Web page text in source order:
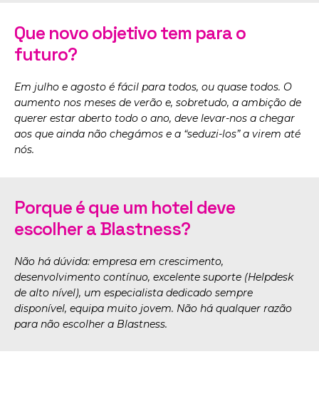
Que novo objetivo tem para o
futuro?
Em julho e agosto é fácil para todos, ou quase todos. O
aumento nos meses de verão e, sobretudo, a ambição de
querer estar aberto todo o ano, deve levar-nos a chegar
aos que ainda não chegámos e a “seduzi-los” a virem até
nós.
Porque é que um hotel deve
escolher a Blastness?
Não há dúvida: empresa em crescimento,
desenvolvimento contínuo, excelente suporte (Helpdesk
de alto nível), um especialista dedicado sempre
disponível, equipa muito jovem. Não há qualquer razão
para não escolher a Blastness.